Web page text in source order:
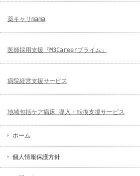
薬キャリmama
医師採用支援『M3Careerプライム』
病院経営支援サービス
地域包括ケア病床 導入・転換支援サービス
ホーム
個人情報保護方針